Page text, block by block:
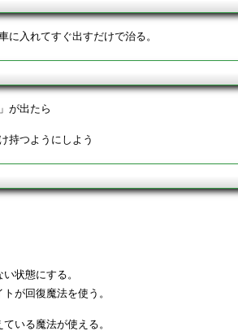
に入れてすぐ出すだけで治る。
が出たら
持つようにしよう
状態にする。
が回復魔法を使う。
いる魔法が使える。